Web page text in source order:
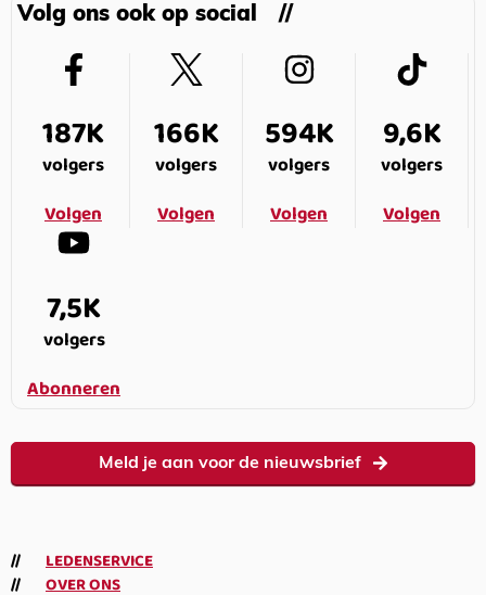
Volg ons ook op social
187K
volgers
Volgen
166K
volgers
Volgen
594K
volgers
Volgen
9,6K
volgers
Volgen
7,5K
volgers
Abonneren
Meld je aan voor de nieuwsbrief
LEDENSERVICE
OVER ONS